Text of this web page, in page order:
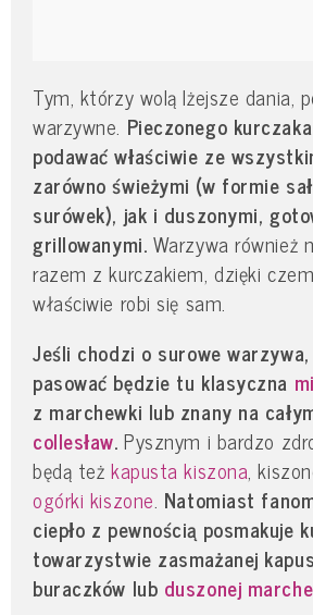
Tym, którzy wolą lżejsze dania,
warzywne. Pieczonego
podawać właściwie ze
zarówno świeżymi (w formie
surówek), jak i duszonymi,
grillowanymi. Warzywa również
razem z kurczakiem, dzięki
właściwie robi się sam.
Jeśli chodzi o surowe
pasować będzie tu klasyczna
z marchewki lub znany na
collesław. Pysznym i bardzo
będą też kapusta kiszona,
ogórki kiszone. Natomiast
ciepło z pewnością posmakuje
towarzystwie zasmażanej
buraczków lub duszonej